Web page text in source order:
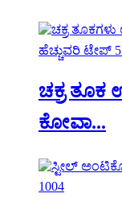
ಚಕ್ರ ತೂಕ
ಕೋವಾ...